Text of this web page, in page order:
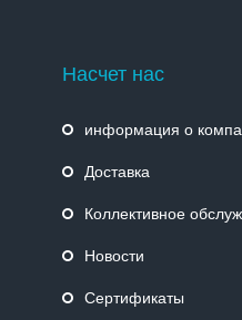
Насчет нас
информация о
Доставка
Коллективное
Новости
Сертификаты